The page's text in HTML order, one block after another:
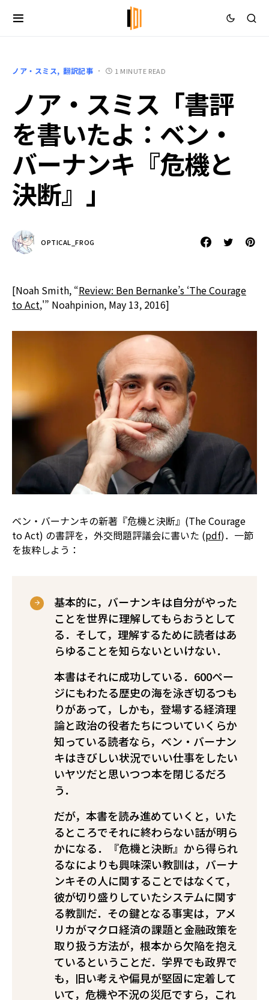
ノア・スミス 翻訳記事 1 MINUTE READ
ノア・スミス「書評
を書いたよ：ベン・
バーナンキ『危機と
決断』」
OPTICAL_FROG
[Noah Smith, “Review: Ben Bernanke’s ‘The Courage
to Act,'” Noahpinion, May 13, 2016]
ベン・バーナンキの新著『危機と決断』(The Courage
to Act) の書評を，外交問題評議会に書いた (pdf)．一節
を抜粋しよう：
基本的に，バーナンキは自分がやった
ことを世界に理解してもらおうとして
る．そして，理解するために読者はあ
らゆることを知らないといけない．
本書はそれに成功している．600ペー
ジにもわたる歴史の海を泳ぎ切るつも
りがあって，しかも，登場する経済理
論と政治の役者たちについていくらか
知っている読者なら，ベン・バーナン
キはきびしい状況でいい仕事をしたい
いヤツだと思いつつ本を閉じるだろ
う．
だが，本書を読み進めていくと，いた
るところでそれに終わらない話が明ら
かになる．『危機と決断』から得られ
るなによりも興味深い教訓は，バーナ
ンキその人に関することではなくて，
彼が切り盛りしていたシステムに関す
る教訓だ．その鍵となる事実は，アメ
リカがマクロ経済の課題と金融政策を
取り扱う方法が，根本から欠陥を抱え
ているということだ．学界でも政界で
も，旧い考えや偏見が堅固に定着して
いて，危機や不況の災厄ですら，これ